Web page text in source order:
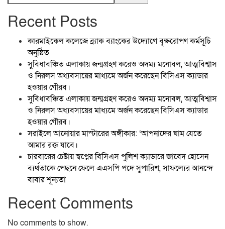
Recent Posts
কারমাইকেল কলেজে ব্র্যাক ব্যাংকের উদ্যোগে বৃক্ষরোপণ কর্মসূচি
অনুষ্ঠিত
সুবিধাবঞ্চিত এলাকায় জন্মগ্রহণ করেও অদম্য মনোবল, আত্মবিশ্বাস
ও নিরলস অধ্যবসায়ের মাধ্যমে অর্জন করেছেন বিসিএস ক্যাডার
হওয়ার গৌরব।
সুবিধাবঞ্চিত এলাকায় জন্মগ্রহণ করেও অদম্য মনোবল, আত্মবিশ্বাস
ও নিরলস অধ্যবসায়ের মাধ্যমে অর্জন করেছেন বিসিএস ক্যাডার
হওয়ার গৌরব।
সরাইলে আনোয়ার মাস্টারের অঙ্গীকার: ‘আপনাদের ঘাম যেতে
আমার রক্ত যাবে।
চারবারের চেষ্টায় স্বপ্নের বিসিএস পুলিশ ক্যাডারে জাবেদ হোসেন
ব্যর্থতাকে পেছনে ফেলে এএসপি পদে সুপারিশ, সাফল্যের আনন্দে
বাবার শূন্যতা
Recent Comments
No comments to show.